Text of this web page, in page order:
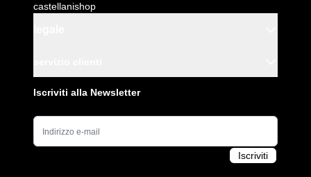
castellanishop
Iscriviti alla Newsletter
Indirizzo e-mail
Iscriviti